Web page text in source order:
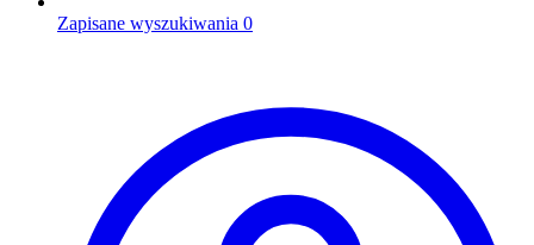
Zapisane wyszukiwania 0